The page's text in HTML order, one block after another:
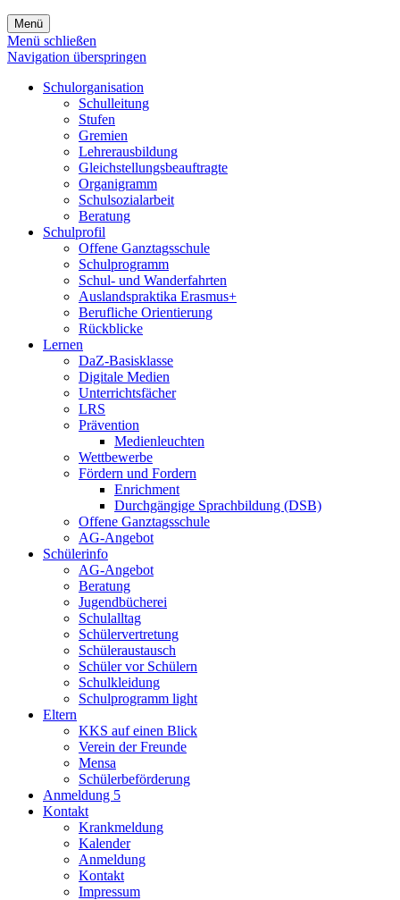
Menü
Menü schließen
Navigation überspringen
Schulorganisation
Schulleitung
Stufen
Gremien
Lehrerausbildung
Gleichstellungsbeauftragte
Organigramm
Schulsozialarbeit
Beratung
Schulprofil
Offene Ganztagsschule
Schulprogramm
Schul- und Wanderfahrten
Auslandspraktika Erasmus+
Berufliche Orientierung
Rückblicke
Lernen
DaZ-Basisklasse
Digitale Medien
Unterrichtsfächer
LRS
Prävention
Medienleuchten
Wettbewerbe
Fördern und Fordern
Enrichment
Durchgängige Sprachbildung (DSB)
Offene Ganztagsschule
AG-Angebot
Schülerinfo
AG-Angebot
Beratung
Jugendbücherei
Schulalltag
Schülervertretung
Schüleraustausch
Schüler vor Schülern
Schulkleidung
Schulprogramm light
Eltern
KKS auf einen Blick
Verein der Freunde
Mensa
Schülerbeförderung
Anmeldung 5
Kontakt
Krankmeldung
Kalender
Anmeldung
Kontakt
Impressum